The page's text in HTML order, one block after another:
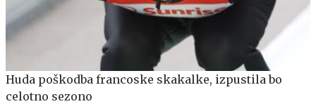
Huda poškodba francoske skakalke, izpustila bo
celotno sezono